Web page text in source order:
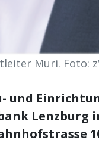
Muri. Foto:
und
Lenzburg